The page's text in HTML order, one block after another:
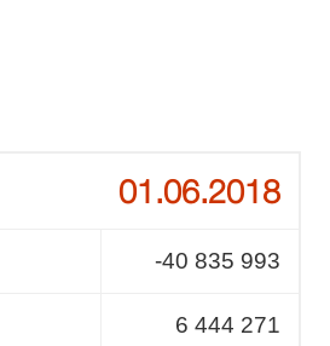
01.06.2018
-40 835 993
6 444 271